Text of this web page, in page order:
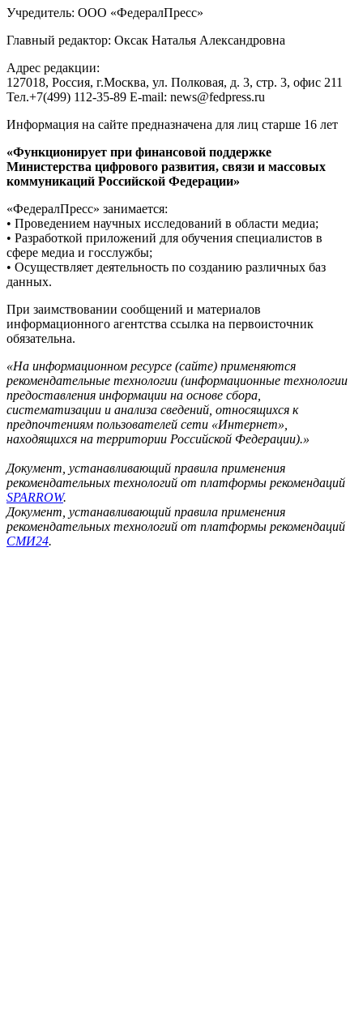
Учредитель: ООО «ФедералПресс»
Главный редактор: Оксак Наталья Александровна
Адрес редакции:
127018, Россия, г.Москва, ул. Полковая, д. 3, стр. 3, офис 211
Тел.+7(499) 112-35-89 E-mail: news@fedpress.ru
Информация на сайте предназначена для лиц старше 16 лет
«Функционирует при финансовой поддержке
Министерства цифрового развития, связи и массовых
коммуникаций Российской Федерации»
«ФедералПресс» занимается:
• Проведением научных исследований в области медиа;
• Разработкой приложений для обучения специалистов в
сфере медиа и госслужбы;
• Осуществляет деятельность по созданию различных баз
данных.
При заимствовании сообщений и материалов
информационного агентства ссылка на первоисточник
обязательна.
«На информационном ресурсе (сайте) применяются
рекомендательные технологии (информационные технологии
предоставления информации на основе сбора,
систематизации и анализа сведений, относящихся к
предпочтениям пользователей сети «Интернет»,
находящихся на территории Российской Федерации).»
Документ, устанавливающий правила применения
рекомендательных технологий от платформы рекомендаций
SPARROW.
Документ, устанавливающий правила применения
рекомендательных технологий от платформы рекомендаций
СМИ24.